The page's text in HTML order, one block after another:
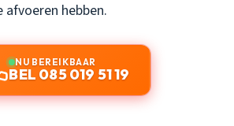
hebben.
NU BEREIKBAAR
BEL 085 019 51 19